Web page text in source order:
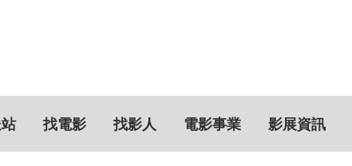
找電影 找影人 電影事業 影展資訊